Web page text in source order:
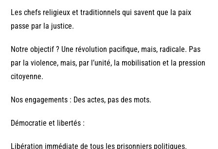
Les chefs religieux et traditionnels qui savent que la paix
passe par la justice.
Notre objectif ? Une révolution pacifique, mais, radicale. Pas
par la violence, mais, par l’unité, la mobilisation et la pression
citoyenne.
Nos engagements : Des actes, pas des mots.
Démocratie et libertés :
Libération immédiate de tous les prisonniers politiques.